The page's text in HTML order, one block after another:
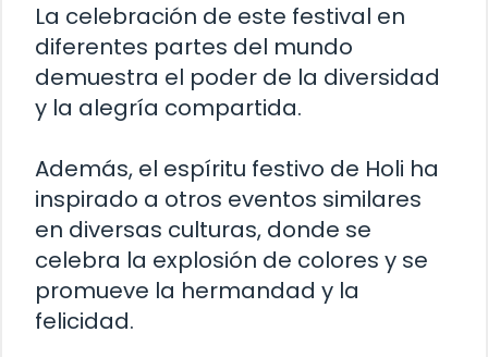
La celebración de este festival en
diferentes partes del mundo
demuestra el poder de la diversidad
y la alegría compartida.
Además, el espíritu festivo de Holi ha
inspirado a otros eventos similares
en diversas culturas, donde se
celebra la explosión de colores y se
promueve la hermandad y la
felicidad.